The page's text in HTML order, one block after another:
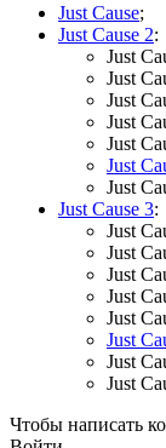
Just Cause;
Just Cause 2:
Just
Just
Just
Just
Just
Just
Just
Just Cause 3:
Just
Just
Just
Just
Just
Just
Just
Just
Чтобы написать